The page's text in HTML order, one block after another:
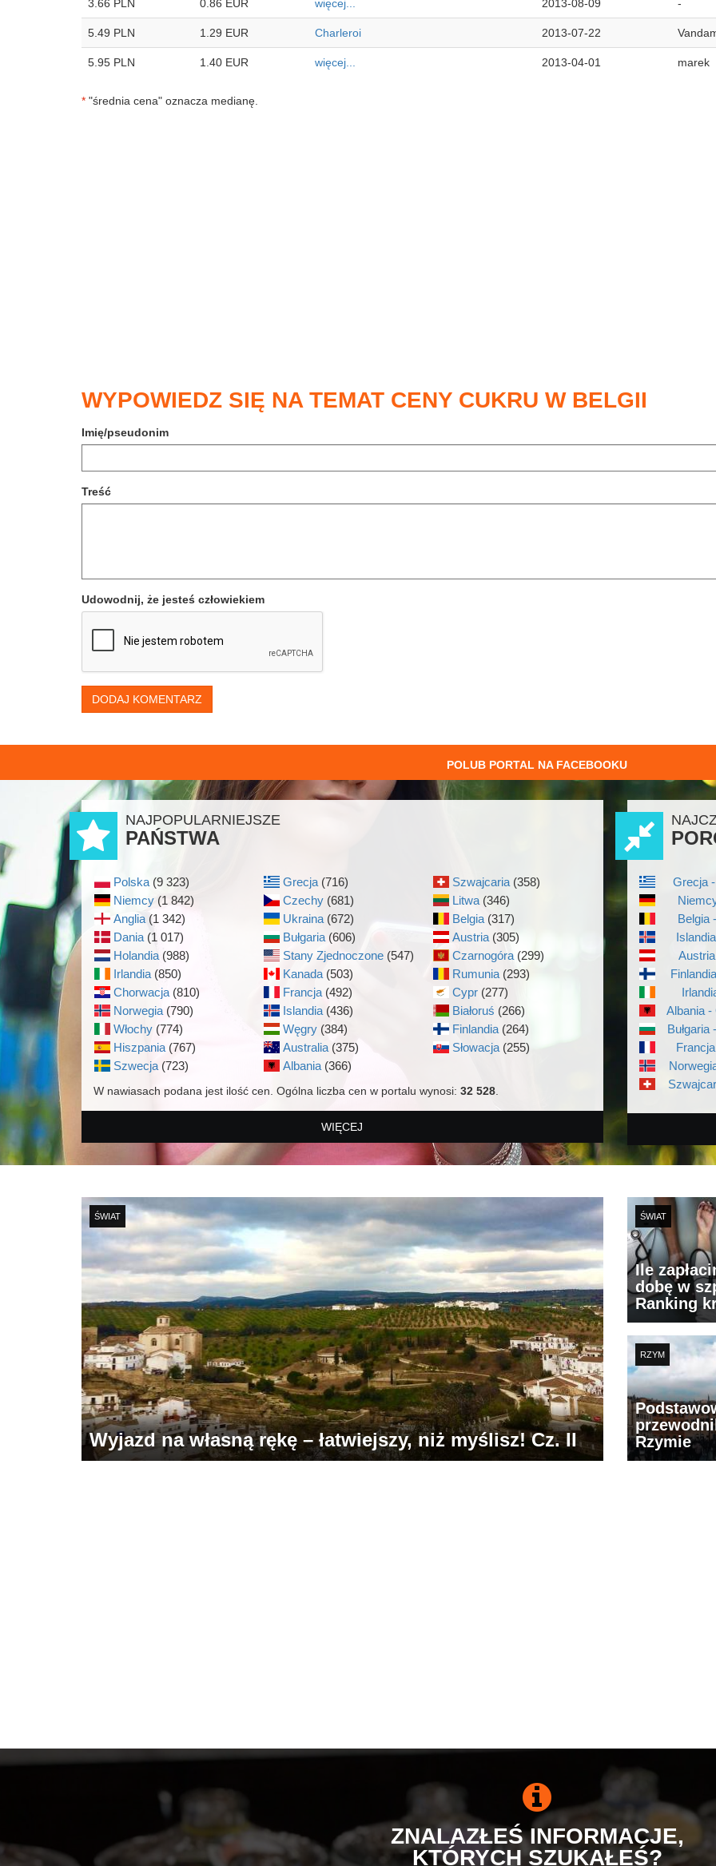
3.66 PLN 0.86 EUR więcej... 2013-08-09 -
5.49 PLN 1.29 EUR Charleroi 2013-07-22
5.95 PLN 1.40 EUR więcej... 2013-04-01 marek
* "średnia cena" oznacza medianę.
WYPOWIEDZ SIĘ NA TEMAT CENY CUKRU W BELGII
Imię/pseudonim
Treść
Udowodnij, że jesteś człowiekiem
DODAJ KOMENTARZ
POLUB PORTAL NA FACEBOOKU
NAJPOPULARNIEJSZE
PAŃSTWA
Polska (9 323)
Niemcy (1 842)
Anglia (1 342)
Dania (1 017)
Holandia (988)
Irlandia (850)
Chorwacja (810)
Norwegia (790)
Włochy (774)
Hiszpania (767)
Szwecja (723)
Grecja (716)
Czechy (681)
Ukraina (672)
Bułgaria (606)
Stany Zjednoczone (547)
Kanada (503)
Francja (492)
Islandia (436)
Węgry (384)
Australia (375)
Albania (366)
Szwajcaria (358)
Litwa (346)
Belgia (317)
Austria (305)
Czarnogóra (299)
Rumunia (293)
Cypr (277)
Białoruś (266)
Finlandia (264)
Słowacja (255)
W nawiasach podana jest ilość cen. Ogólna liczba cen w portalu wynosi: 32 528
WIĘCEJ
Grecja
Belgia
Albania -
Bułgaria
ŚWIAT
Wyjazd na własną rękę – łatwiejszy, niż myślisz! Cz. II
ŚWIAT
Ile
dobę w
Ranking
RZYM
Rzymie
ZNALAZŁEŚ INFORMACJE,
KTÓRYCH SZUKAŁEŚ?